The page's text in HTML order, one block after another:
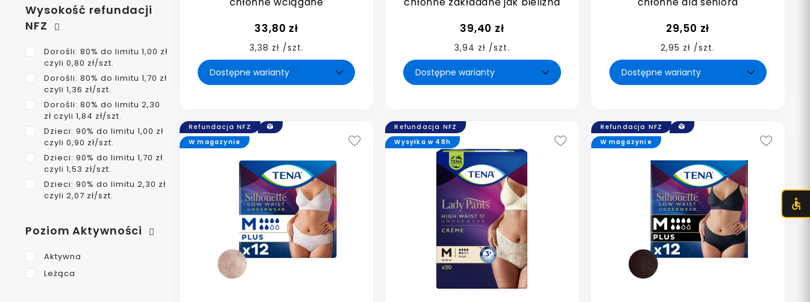
Wysokość refundacji
NFZ
Dorośli: 80% do limitu 1,00 zł
czyli 0,80 zł/szt.
Dorośli: 80% do limitu 1,70 zł
czyli 1,36 zł/szt.
Dorośli: 80% do limitu 2,30
zł czyli 1,84 zł/szt.
Dzieci: 90% do limitu 1,00 zł
czyli 0,90 zł/szt.
Dzieci: 90% do limitu 1,70 zł
czyli 1,53 zł/szt.
Dzieci: 90% do limitu 2,30 zł
czyli 2,07 zł/szt.
Poziom Aktywności
Aktywna
Leżąca
33,80 zł
3,38 zł /szt.
39,40 zł
3,94 zł /szt.
29,50 zł
2,95 zł /szt.
Refundacja NFZ
W magazynie
Refundacja NFZ
Wysyłka w 48h
Refundacja NFZ
W magazynie